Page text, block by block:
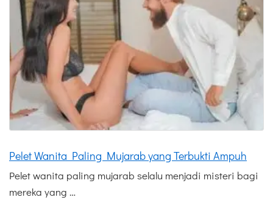
Pelet Wanita Paling Mujarab yang Terbukti Ampuh
Pelet wanita paling mujarab selalu menjadi misteri bagi
mereka yang …